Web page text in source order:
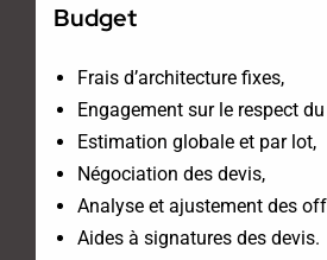
Budget
Frais d’architecture fixes,
Engagement sur le respect
Estimation globale et par lot,
Négociation des devis,
Analyse et ajustement des
Aides à signatures des devis.